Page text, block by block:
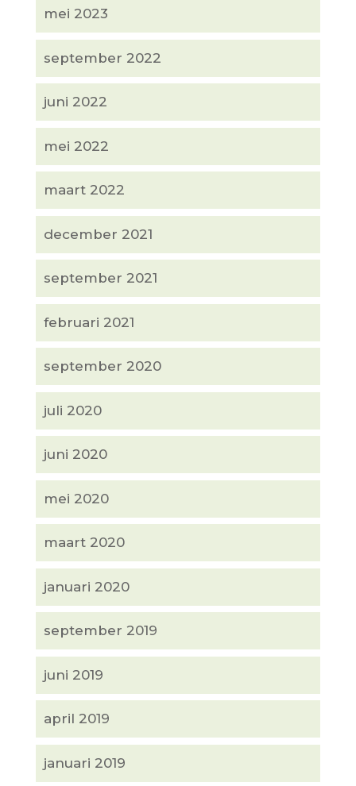
mei 2023
september 2022
juni 2022
mei 2022
maart 2022
december 2021
september 2021
februari 2021
september 2020
juli 2020
juni 2020
mei 2020
maart 2020
januari 2020
september 2019
juni 2019
april 2019
januari 2019